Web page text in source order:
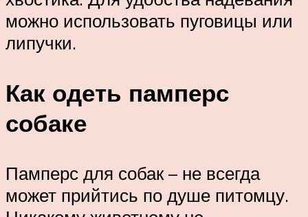
можно использовать пуговицы или
липучки.
Как одеть памперс
собаке
Памперс для собак – не всегда
может прийтись по душе питомцу.